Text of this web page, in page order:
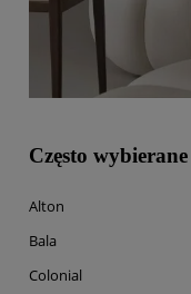
Często
Alton
Bala
Colonial